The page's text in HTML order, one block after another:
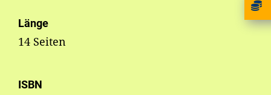
Länge
14 Seiten
ISBN